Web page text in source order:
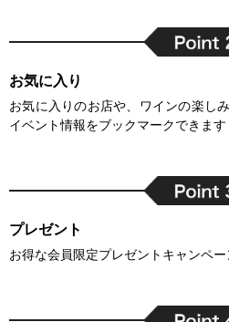
お気に入り
お気に入りのお店や、ワインの楽し
イベント情報をブックマークできます
プレゼント
お得な会員限定プレゼントキャンペー